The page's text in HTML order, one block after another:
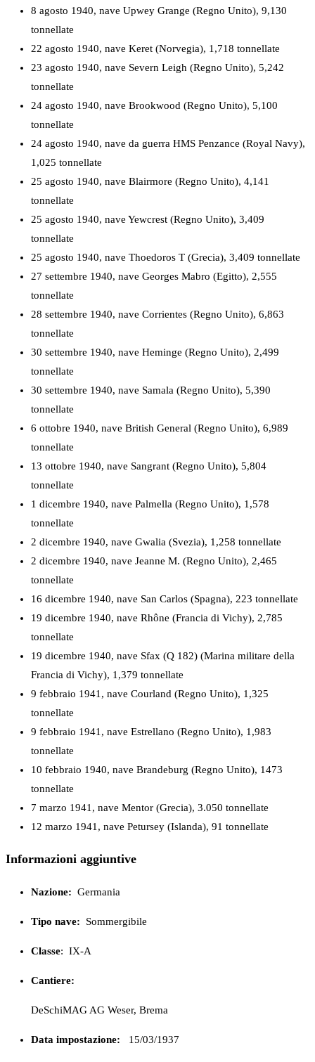
8 agosto 1940, nave Upwey Grange (Regno Unito), 9,130
tonnellate
22 agosto 1940, nave Keret (Norvegia), 1,718 tonnellate
23 agosto 1940, nave Severn Leigh (Regno Unito), 5,242
tonnellate
24 agosto 1940, nave Brookwood (Regno Unito), 5,100
tonnellate
24 agosto 1940, nave da guerra HMS Penzance (Royal Navy),
1,025 tonnellate
25 agosto 1940, nave Blairmore (Regno Unito), 4,141
tonnellate
25 agosto 1940, nave Yewcrest (Regno Unito), 3,409
tonnellate
25 agosto 1940, nave Thoedoros T (Grecia), 3,409 tonnellate
27 settembre 1940, nave Georges Mabro (Egitto), 2,555
tonnellate
28 settembre 1940, nave Corrientes (Regno Unito), 6,863
tonnellate
30 settembre 1940, nave Heminge (Regno Unito), 2,499
tonnellate
30 settembre 1940, nave Samala (Regno Unito), 5,390
tonnellate
6 ottobre 1940, nave British General (Regno Unito), 6,989
tonnellate
13 ottobre 1940, nave Sangrant (Regno Unito), 5,804
tonnellate
1 dicembre 1940, nave Palmella (Regno Unito), 1,578
tonnellate
2 dicembre 1940, nave Gwalia (Svezia), 1,258 tonnellate
2 dicembre 1940, nave Jeanne M. (Regno Unito), 2,465
tonnellate
16 dicembre 1940, nave San Carlos (Spagna), 223 tonnellate
19 dicembre 1940, nave Rhône (Francia di Vichy), 2,785
tonnellate
19 dicembre 1940, nave Sfax (Q 182) (Marina militare della
Francia di Vichy), 1,379 tonnellate
9 febbraio 1941, nave Courland (Regno Unito), 1,325
tonnellate
9 febbraio 1941, nave Estrellano (Regno Unito), 1,983
tonnellate
10 febbraio 1940, nave Brandeburg (Regno Unito), 1473
tonnellate
7 marzo 1941, nave Mentor (Grecia), 3.050 tonnellate
12 marzo 1941, nave Petursey (Islanda), 91 tonnellate
Informazioni aggiuntive
Nazione: Germania
Tipo nave: Sommergibile
Classe: IX-A
Cantiere:
DeSchiMAG AG Weser, Brema
Data impostazione: 15/03/1937